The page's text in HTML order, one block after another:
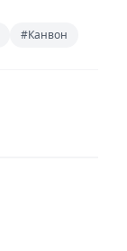
#Канвон